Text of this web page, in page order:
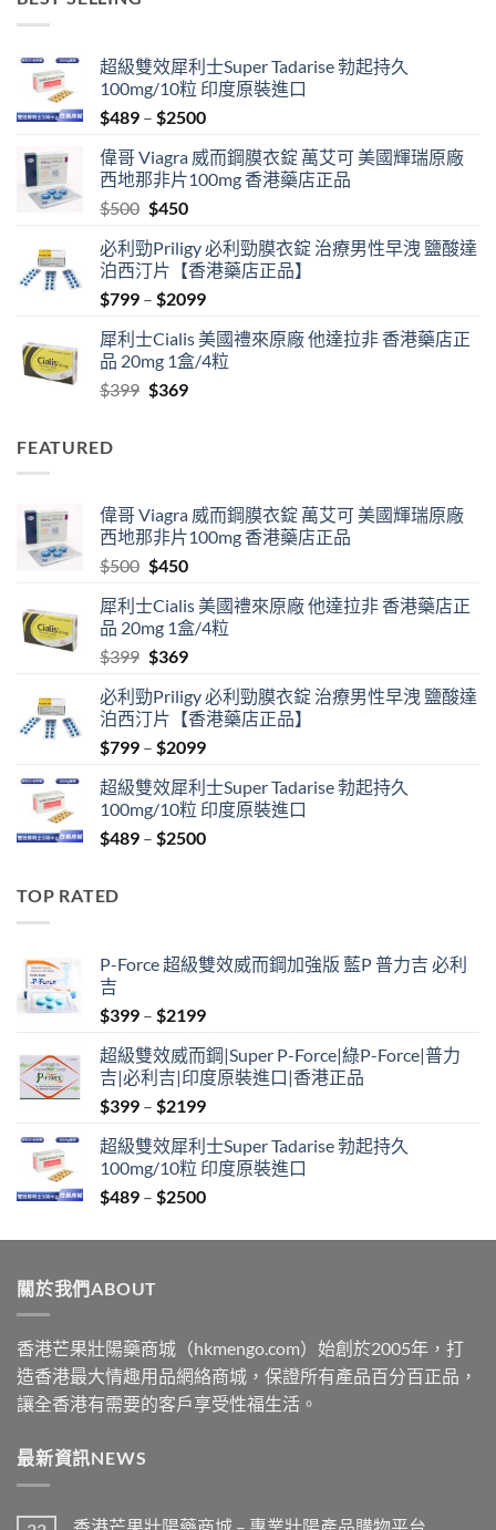
超級雙效犀利士Super Tadarise 勃起持久
100mg/10粒 印度原裝進口
$489 – $2500Price
$489
through
偉哥 Viagra 威而鋼膜衣錠 萬艾可 美國輝瑞原廠
西地那非片100mg 香港藥店正品
$500 Original
was:
$500.
$450Current
is:
$450.
必利勁Priligy 必利勁膜衣錠 治療男性早洩 鹽酸達
泊西汀片【香港藥店正品】
$799 – $2099Price
$799
through
犀利士Cialis 美國禮來原廠 他達拉非 香港藥店正
品 20mg 1盒/4粒
$399 Original
$369Current
FEATURED
偉哥 Viagra 威而鋼膜衣錠 萬艾可 美國輝瑞原廠
西地那非片100mg 香港藥店正品
$500 Original
was:
$500.
$450Current
is:
$450.
犀利士Cialis 美國禮來原廠 他達拉非 香港藥店正
品 20mg 1盒/4粒
$399 Original
was:
$399.
$369Current
is:
$369.
必利勁Priligy 必利勁膜衣錠 治療男性早洩 鹽酸達
泊西汀片【香港藥店正品】
$799 – $2099Price
$799
through
$2099
超級雙效犀利士Super Tadarise 勃起持久
100mg/10粒 印度原裝進口
$489 – $2500Price
TOP RATED
P-Force 超級雙效威而鋼加強版 藍P 普力吉 必利
吉
$399 – $2199Price
$399
through
$2199
超級雙效威而鋼|Super P-Force|綠P-Force|普力
吉|必利吉|印度原裝進口|香港正品
$399 – $2199Price
$399
through
$2199
超級雙效犀利士Super Tadarise 勃起持久
100mg/10粒 印度原裝進口
$489 – $2500Price
$489
關於我們ABOUT
香港芒果壯陽藥商城（hkmengo.com）始創於2005年，打
造香港最大情趣用品網絡商城，保證所有產品百分百正品，
讓全香港有需要的客戶享受性福生活。
最新資訊NEWS